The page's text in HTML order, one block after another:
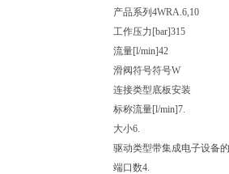
产品系列 4WRA.6,10
工作压力[bar]315
流量[l/min]42
滑阀符号符号W
连接类型底板安装
标称流量[l/min]7.
大小6.
驱动类型带集成电子设备
端口数4.